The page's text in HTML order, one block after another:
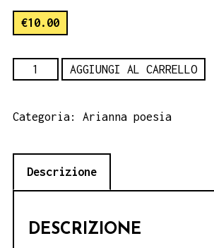
€10.00
Lampeggiamenti,
sorrisi
sogno
vero.
AGGIUNGI AL CARRELLO
Categoria: Arianna poesia
Descrizione
DESCRIZIONE